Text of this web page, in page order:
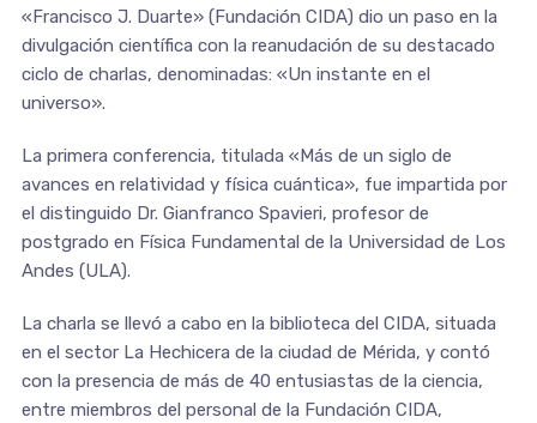
«Francisco J. Duarte» (Fundación CIDA) dio un paso en la
divulgación científica con la reanudación de su destacado
ciclo de charlas, denominadas: «Un instante en el
universo».
La primera conferencia, titulada «Más de un siglo de
avances en relatividad y física cuántica», fue impartida por
el distinguido Dr. Gianfranco Spavieri, profesor de
postgrado en Física Fundamental de la Universidad de Los
Andes (ULA).
La charla se llevó a cabo en la biblioteca del CIDA, situada
en el sector La Hechicera de la ciudad de Mérida, y contó
con la presencia de más de 40 entusiastas de la ciencia,
entre miembros del personal de la Fundación CIDA,